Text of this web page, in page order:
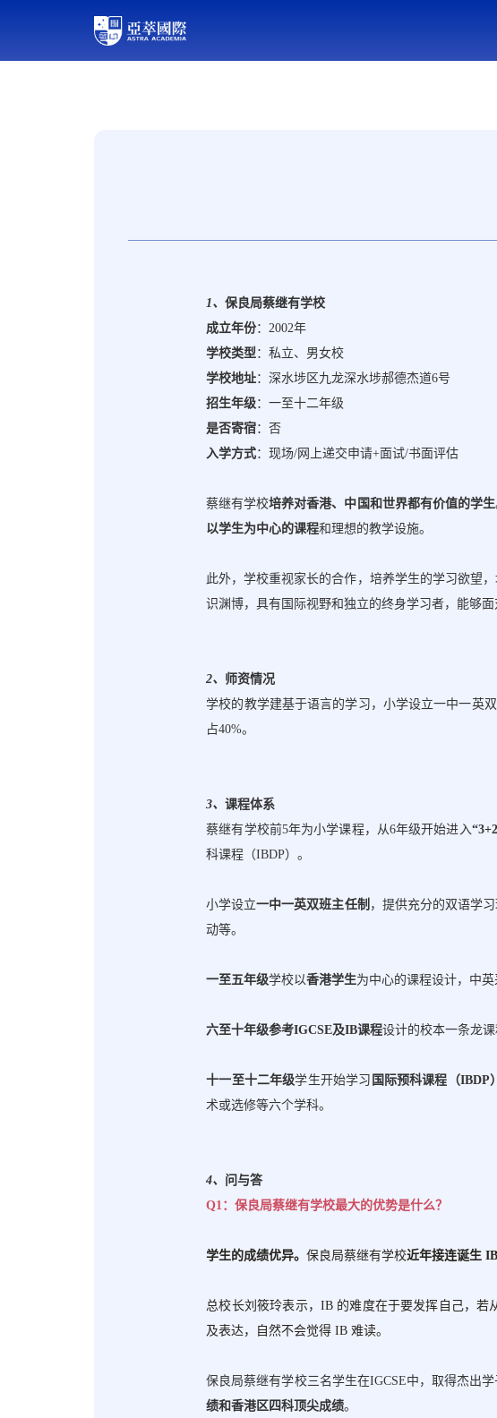
1、保良局蔡继有学校
成立年份： 2002年
学校类型 ：私立、男女校
学校地址：深水埗区九龙深水埗郝德杰道6号
招生年级：一至十二年级
是否寄宿：否
入学方式：现场/网上递交申请+面试/书面评估
蔡继有学校培养对香港、中国和世界都有价值的学生
以学生为中心的课程和理想的教学设施。
此外，学校重视家长的合作，培养学生的学习欲望
识渊博，具有国际视野和独立的终身学习者，能够面
2、 师资情况
学校的教学建基于语言的学习，小学设立一中一英
占40%。
3、课程体系
蔡继有学校前5年为小学课程，从6年级开始进入
科课程（IBDP）。
小学设立一中一英双班主任制 ，提供充分的双语学
动等。
一至五年级学校以香港学生为中心的课程设计，中
六至十年级参考IGCSE及IB课程设计的校本一条龙
十一至十二年级学生开始学习 国际预科课程（IBDP）
术或选修等六个学科。
4、 问与答
Q1：保良局蔡继有学校最大的优势是什么？
学生的成绩优异。保良局蔡继有学校近年接连诞生
总校长刘筱玲表示， IB 的难度在于要发挥自己，若
及表达，自然不会觉得 IB 难读。
保良局蔡继有学校三名学生在IGCSE中，取得杰出
绩和香港区四科顶尖成绩。